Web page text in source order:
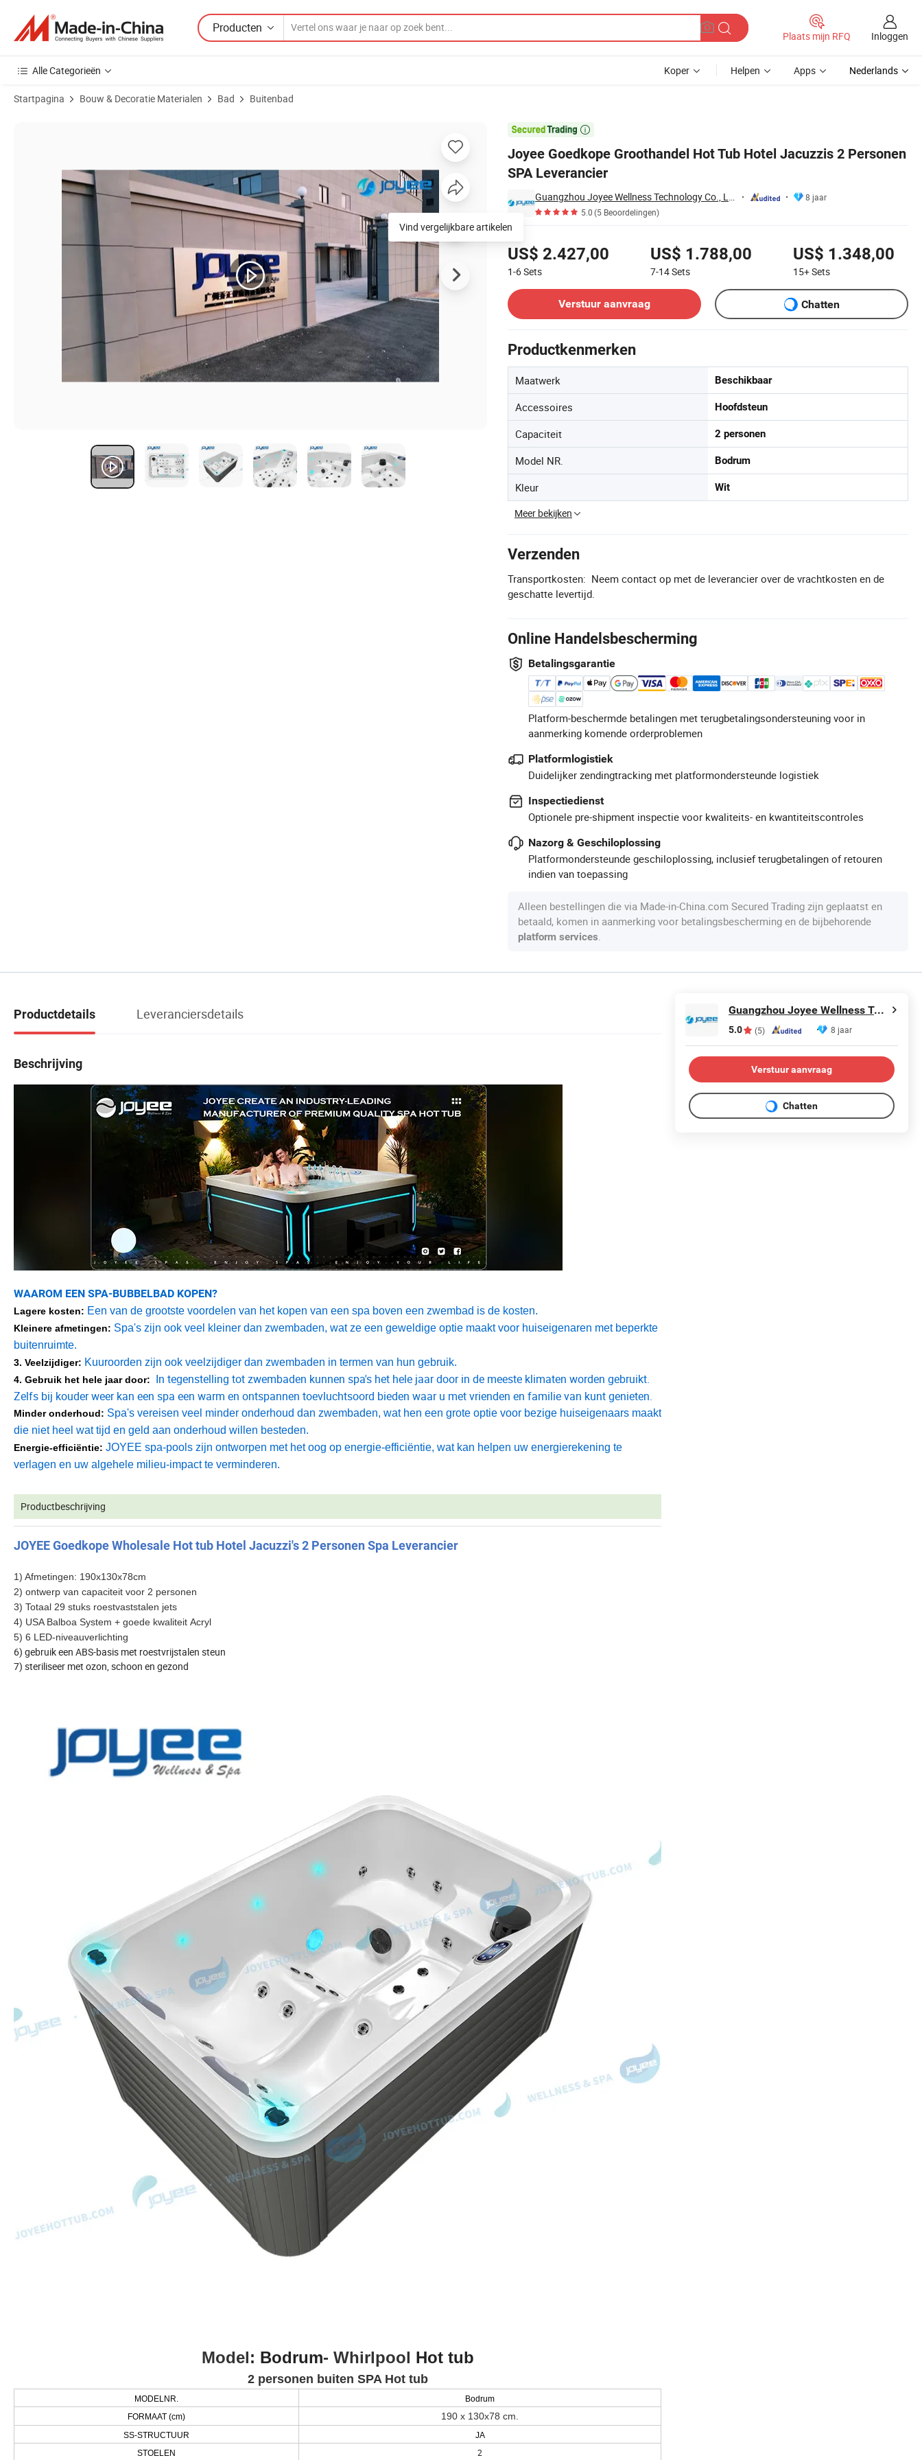
Producten
Plaats mijn RFQ Inloggen
Alle Categorieën Koper Helpen Apps Nederlands
Startpagina Bouw & Decoratie Materialen Bad Buitenbad

Joyee Goedkope Groothandel Hot Tub Hotel Jacuzzis 2 Personen
SPA Leverancier
Guangzhou Joyee Wellness Technology Co., Ltd.
8 jaar
5.0(5 Beoordelingen)
US$ 2.427,00
1-6Sets
US$ 1.788,00
7-14Sets
US$ 1.348,00
15+Sets
Verstuur aanvraag
Chatten
Productkenmerken
Maatwerk Beschikbaar
Accessoires Hoofdsteun
Capaciteit 2 personen
Model NR. Bodrum
Kleur Wit
Meer bekijken
Verzenden
Transportkosten: Neem contact op met de leverancier over de vrachtkosten en de
geschatte levertijd.
Online Handelsbescherming
Betalingsgarantie
Platform-beschermde betalingen met terugbetalingsondersteuning voor in
aanmerking komende orderproblemen
Platformlogistiek
Duidelijker zendingtracking met platformondersteunde logistiek
Inspectiedienst
Optionele pre-shipment inspectie voor kwaliteits- en kwantiteitscontroles
Nazorg & Geschiloplossing
Platformondersteunde geschiloplossing, inclusief terugbetalingen of retouren
indien van toepassing
Alleen bestellingen die via Made-in-China.com Secured Trading zijn geplaatst en
betaald, komen in aanmerking voor betalingsbescherming en de bijbehorende
platform services.
Vind vergelijkbare artikelen
Productdetails Leveranciersdetails
Beschrijving
WAAROM EEN SPA-BUBBELBAD KOPEN?
Lagere kosten: Een van de grootste voordelen van het kopen van een spa boven een zwembad is de kosten.
Kleinere afmetingen: Spa's zijn ook veel kleiner dan zwembaden, wat ze een geweldige optie maakt voor huiseigenaren met beperkte
buitenruimte.
3. Veelzijdiger: Kuuroorden zijn ook veelzijdiger dan zwembaden in termen van hun gebruik.
4. Gebruik het hele jaardoor:
In tegenstelling tot zwembaden kunnen spa's het hele jaar door in de meeste klimaten worden gebruikt.
Zelfs bij kouder weer kan een spa een warm en ontspannen toevluchtsoord bieden waar u met vrienden en familie van kunt genieten.
Minder onderhoud: Spa's vereisen veel minder onderhoud dan zwembaden, wat hen een grote optie voor bezige huiseigenaars maakt
die niet heel wat tijd en geld aan onderhoud willen besteden.
Energie-efficiëntie: JOYEE spa-pools zijn ontworpen met het oog op energie-efficiëntie, wat kan helpen uw energierekening te
verlagen en uw algehele milieu-impact te verminderen.
Productbeschrijving
JOYEE Goedkope Wholesale Hot tub Hotel Jacuzzi's 2 Personen Spa Leverancier
1) Afmetingen: 190x130x78cm
2) ontwerp van capaciteit voor 2 personen
3) Totaal 29 stuks roestvaststalen jets
4) USA Balboa System + goede kwaliteit Acryl
5) 6 LED-niveauverlichting
6) gebruik een ABS-basis met roestvrijstalen steun
7) steriliseer met ozon, schoon en gezond
Model: Bodrum- Whirlpool Hot tub
2 personen buiten SPA Hot tub
MODELNR.
Bodrum
FORMAAT (cm)
190 x 130x78 cm.
SS-STRUCTUUR
JA
STOELEN
2
Guangzhou Joyee Wellness Technology Co., Ltd.
5.0 (5) 8 jaar
Verstuur aanvraag
Chatten